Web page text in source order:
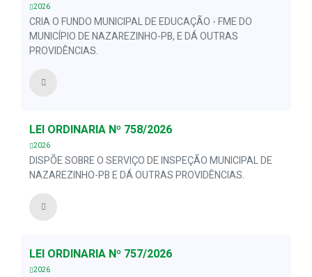
2026
CRIA O FUNDO MUNICIPAL DE EDUCAÇÃO - FME DO
MUNICÍPIO DE NAZAREZINHO-PB, E DÁ OUTRAS
PROVIDÊNCIAS.
LEI ORDINÁRIA Nº 758/2026
2026
DISPÕE SOBRE O SERVIÇO DE INSPEÇÃO MUNICIPAL DE
NAZAREZINHO-PB E DÁ OUTRAS PROVIDÊNCIAS.
LEI ORDINÁRIA Nº 757/2026
2026